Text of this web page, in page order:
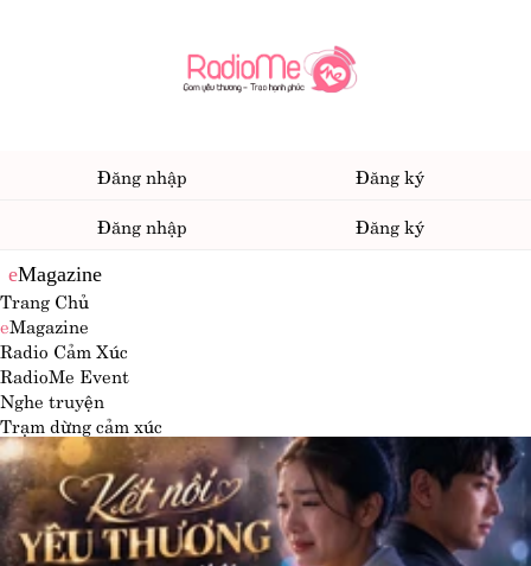
Đăng nhập
Đăng ký
Đăng nhập
Đăng ký
eMagazine
Trang Chủ
eMagazine
Radio Cảm Xúc
RadioMe Event
Nghe truyện
Trạm dừng cảm xúc